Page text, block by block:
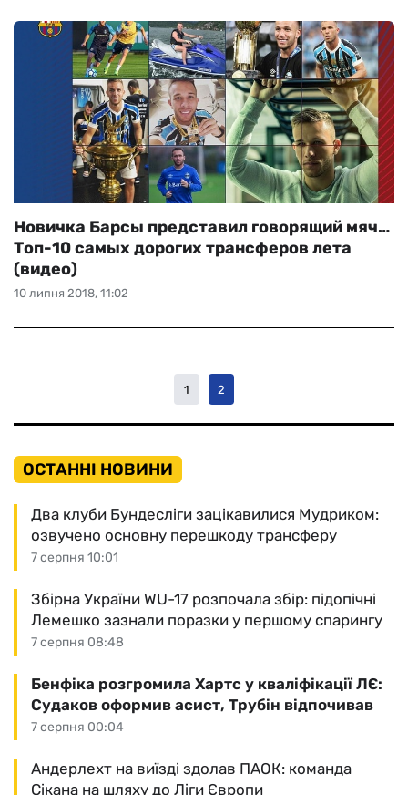
10 липня 2018, 11:02
Новичка Барсы представил говорящий мяч…
Топ-10 самых дорогих трансферов лета
(видео)
1 2
ОСТАННІ НОВИНИ
7 серпня 10:01
Два клуби Бундесліги зацікавилися Мудриком:
озвучено основну перешкоду трансферу
7 серпня 08:48
Збірна України WU-17 розпочала збір: підопічні
Лемешко зазнали поразки у першому спарингу
7 серпня 00:04
Бенфіка розгромила Хартс у кваліфікації ЛЄ:
Судаков оформив асист, Трубін відпочивав
Андерлехт на виїзді здолав ПАОК: команда
Сікана на шляху до Ліги Європи